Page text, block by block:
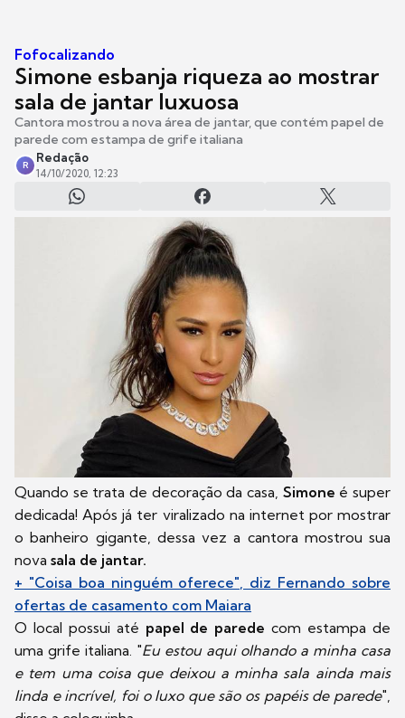
Fofocalizando
Simone esbanja riqueza ao mostrar
sala de jantar luxuosa
Cantora mostrou a nova área de jantar, que contém papel de
parede com estampa de grife italiana
R
Redação
14/10/2020, 12:23
Quando se trata de decoração da casa, Simone é super
dedicada! Após já ter viralizado na internet por mostrar
o banheiro gigante, dessa vez a cantora mostrou sua
nova sala de jantar.
+ "Coisa boa ninguém oferece", diz Fernando sobre
ofertas de casamento com Maiara
O local possui até papel de parede com estampa de
uma grife italiana. "Eu estou aqui olhando a minha casa
e tem uma coisa que deixou a minha sala ainda mais
linda e incrível, foi o luxo que são os papéis de parede",